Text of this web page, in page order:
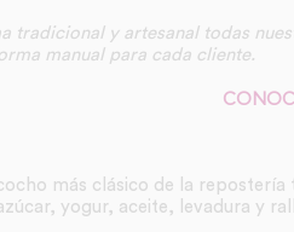
tradicional y artesanal todas
manual para cada cliente.
más clásico de la
yogur, aceite, levadura y